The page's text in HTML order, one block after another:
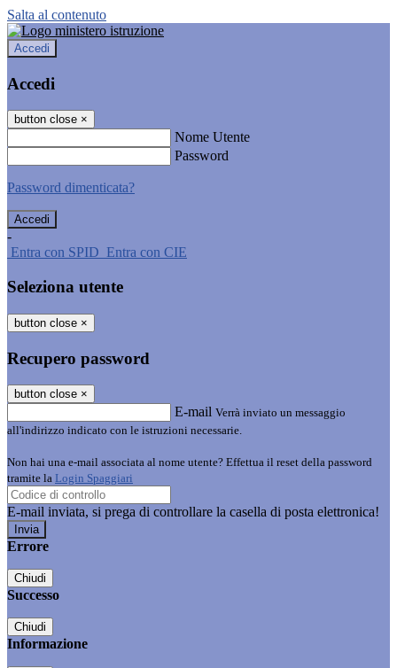
Salta al contenuto
Accedi
Accedi
button close ×
Nome Utente
Password
Password dimenticata?
-
Entra con SPID Entra con CIE
Seleziona utente
button close ×
Recupero password
button close ×
E-mail Verrà inviato un messaggio
all'indirizzo indicato con le istruzioni necessarie.
Non hai una e-mail associata al nome utente? Effettua il reset della password
tramite la Login Spaggiari
E-mail inviata, si prega di controllare la casella di posta elettronica!
Errore
Chiudi
Successo
Chiudi
Informazione